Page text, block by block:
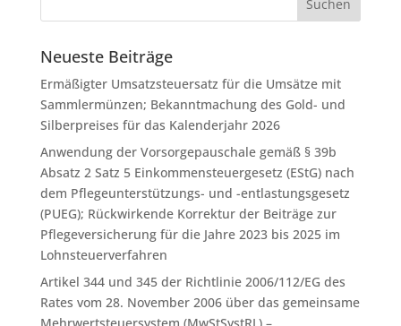
Neueste Beiträge
Ermäßigter Umsatzsteuersatz für die Umsätze mit
Sammlermünzen; Bekanntmachung des Gold- und
Silberpreises für das Kalenderjahr 2026
Anwendung der Vorsorgepauschale gemäß § 39b
Absatz 2 Satz 5 Einkommensteuergesetz (EStG) nach
dem Pflegeunterstützungs- und -entlastungsgesetz
(PUEG); Rückwirkende Korrektur der Beiträge zur
Pflegeversicherung für die Jahre 2023 bis 2025 im
Lohnsteuerverfahren
Artikel 344 und 345 der Richtlinie 2006/112/EG des
Rates vom 28. November 2006 über das gemeinsame